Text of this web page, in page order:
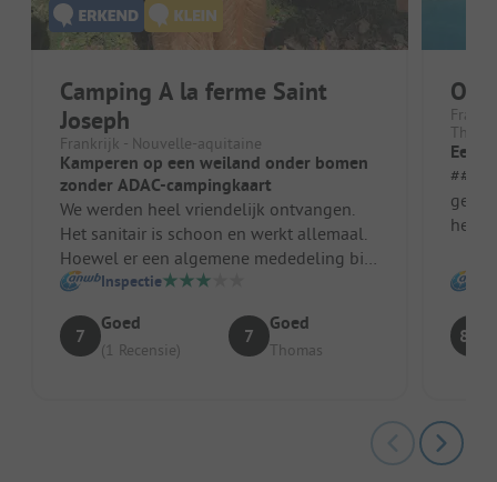
Camping A la ferme Saint
Joseph
Frankrijk - Nouvelle-aquitaine
Kamperen op een weiland onder bomen
zonder ADAC-campingkaart
We werden heel vriendelijk ontvangen.
Het sanitair is schoon en werkt allemaal.
Hoewel er een algemene mededeling bij
de receptie stond, werd onze AD...
Inspectie
7
Goed
(1 Recensie)
7
Goed
Thomas
Een
het
8.8